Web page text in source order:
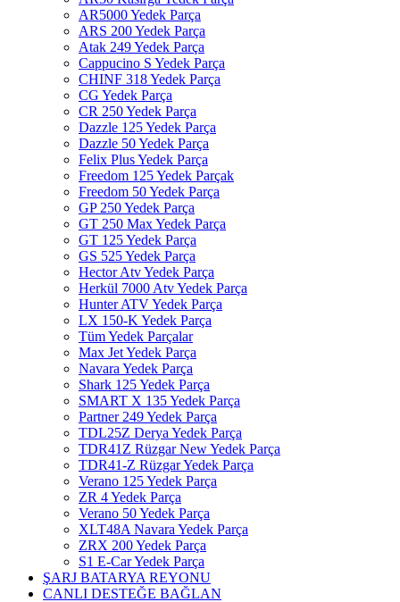
AR5000 Yedek Parça
ARS 200 Yedek Parça
Atak 249 Yedek Parça
Cappucino S Yedek Parça
CHINF 318 Yedek Parça
CG Yedek Parça
CR 250 Yedek Parça
Dazzle 125 Yedek Parça
Dazzle 50 Yedek Parça
Felix Plus Yedek Parça
Freedom 125 Yedek Parçak
Freedom 50 Yedek Parça
GP 250 Yedek Parça
GT 250 Max Yedek Parça
GT 125 Yedek Parça
GS 525 Yedek Parça
Hector Atv Yedek Parça
Herkül 7000 Atv Yedek Parça
Hunter ATV Yedek Parça
LX 150-K Yedek Parça
Tüm Yedek Parçalar
Max Jet Yedek Parça
Navara Yedek Parça
Shark 125 Yedek Parça
SMART X 135 Yedek Parça
Partner 249 Yedek Parça
TDL25Z Derya Yedek Parça
TDR41Z Rüzgar New Yedek Parça
TDR41-Z Rüzgar Yedek Parça
Verano 125 Yedek Parça
ZR 4 Yedek Parça
Verano 50 Yedek Parça
XLT48A Navara Yedek Parça
ZRX 200 Yedek Parça
S1 E-Car Yedek Parça
ŞARJ BATARYA REYONU
CANLI DESTEĞE BAĞLAN